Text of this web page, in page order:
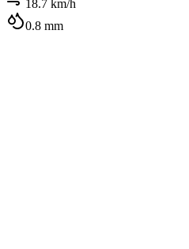
18.7 km/h
0.8 mm